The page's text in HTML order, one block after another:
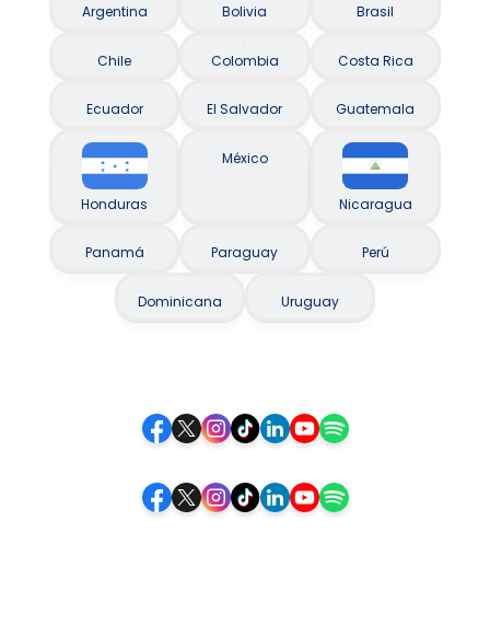
Argentina Bolivia Brasil
Chile Colombia Costa Rica
Ecuador El Salvador Guatemala
Honduras
México
Nicaragua
Panamá Paraguay Perú
Dominicana Uruguay
Siga-nos